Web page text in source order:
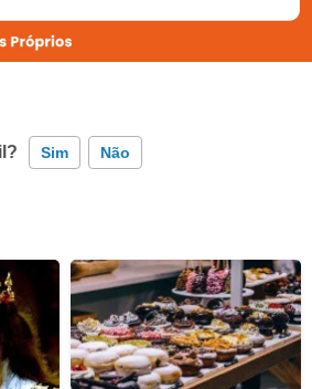
Sim Não
informação incorreta
a informação que procuro